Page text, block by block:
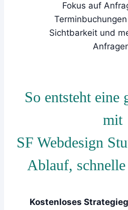
Fokus auf
Sichtbarkeit und
So entsteht eine
mit
SF Webdesign
Ablauf,
Kostenloses